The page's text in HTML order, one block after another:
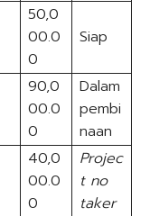
50,0
00.0
0
Siap
90,0
00.0
0
Dalam
pembi
naan
40,0
00.0
0
Projec
t no
taker